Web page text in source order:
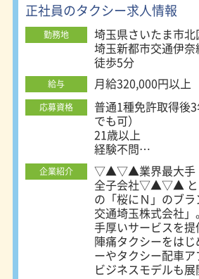
月は【月給30万円】
平均月給52万円・
（令和6年度実績）
り収入に反映しています
フト＞ 昼勤務のみ、
るほか 希望休や連休
に対応します。 休
見て自由に取得可能
正社員のタクシー求人情報
勤務地
埼玉県さいたま市
埼玉新都市交通伊
徒歩5分
給与 月給320,000円以上
応募資格
普通1種免許取得後
でも可）
21歳以上
経験不問
65歳選択定年制（
2種免許取得者経験
企業紹介
▽▲▽▲業界最大手
全子会社▽▲▽▲ と
の「桜にＮ」のブ
交通埼玉株式会社
手厚いサービスを提
陣痛タクシーをは
ーやタクシー配車
ビジネスモデルも